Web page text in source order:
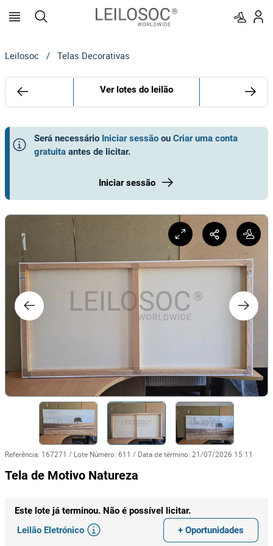
Leilosoc / Telas Decorativas
Ver lotes do leilão
Será necessário Iniciar sessão ou Criar uma conta
gratuita antes de licitar.
Iniciar sessão
Referência: 167271 / Lote Número: 611 / Data de término: 21/07/2026 15:11
Tela de Motivo Natureza
Este lote já terminou. Não é possível licitar.
Leilão Eletrónico
+ Oportunidades